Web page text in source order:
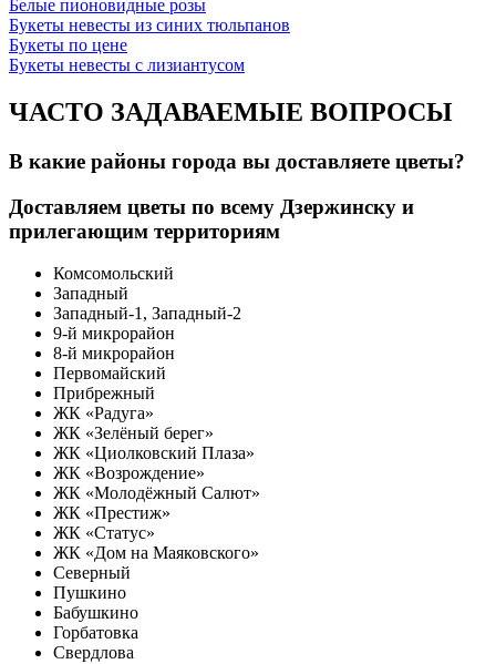
Белые пионовидные розы
Букеты невесты из синих тюльпанов
Букеты по цене
Букеты невесты с лизиантусом
ЧАСТО ЗАДАВАЕМЫЕ ВОПРОСЫ
В какие районы города вы доставляете цветы?
Доставляем цветы по всему Дзержинску и
прилегающим территориям
Комсомольский
Западный
Западный-1, Западный-2
9-й микрорайон
8-й микрорайон
Первомайский
Прибрежный
ЖК «Радуга»
ЖК «Зелёный берег»
ЖК «Циолковский Плаза»
ЖК «Возрождение»
ЖК «Молодёжный Салют»
ЖК «Престиж»
ЖК «Статус»
ЖК «Дом на Маяковского»
Северный
Пушкино
Бабушкино
Горбатовка
Свердлова